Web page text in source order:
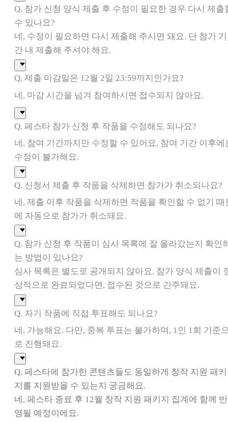
Q. 참가 신청 양식 제출 후 수정이 필요한 경우 다시 제출
수 있나요?
네, 수정이 필요하면 다시 제출해 주시면 돼요. 단 참가 기
간 내 제출해 주셔야 해요.
Q. 제출 마감일은 12월 2일 23:59까지인가요?
네, 마감 시간을 넘겨 참여하시면 접수되지 않아요.
Q. 페스타 참가 신청 후 작품을 수정해도 되나요?
네, 참여 기간까지만 수정할 수 있어요. 참여 기간 이후에
수정이 불가해요.
Q. 신청서 제출 후 작품을 삭제하면 참가가 취소되나요?
네, 제출 이후 작품을 삭제하면 작품을 확인할 수 없기 때
에 자동으로 참가가 취소돼요.
Q. 참가 신청 후 작품이 심사 목록에 잘 올라갔는지 확인
는 방법이 있나요?
심사 목록은 별도로 공개되지 않아요. 참가 양식 제출이
상적으로 완료되었다면, 접수된 것으로 간주돼요.
Q. 자기 작품에 직접 투표해도 되나요?
네, 가능해요. 다만, 중복 투표는 불가하며, 1인 1회 기준
로 진행돼요.
Q. 페스타에 참가한 콘텐츠들도 동일하게 창작 지원 패키
지를 지원받을 수 있는지 궁금해요.
네, 페스타 종료 후 12월 창작 지원 패키지 집계에 함께 반
영될 예정이에요.